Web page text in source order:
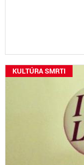
KULTÚRA SMRTI